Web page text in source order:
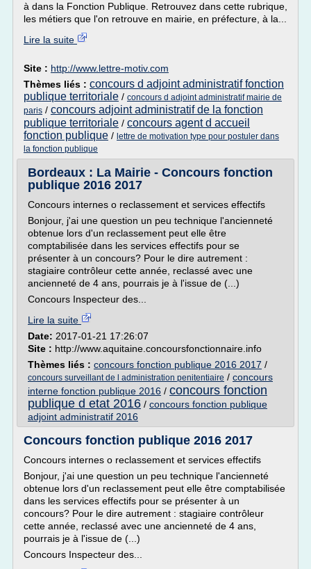
à dans la Fonction Publique. Retrouvez dans cette rubrique,
les métiers que l'on retrouve en mairie, en préfecture, à la...
Lire la suite
Site : http://www.lettre-motiv.com
Thèmes liés : concours d adjoint administratif fonction
publique territoriale / concours d adjoint administratif mairie de
paris / concours adjoint administratif de la fonction
publique territoriale / concours agent d accueil
fonction publique / lettre de motivation type pour postuler dans
la fonction publique
Bordeaux : La Mairie - Concours fonction
publique 2016 2017
Concours internes o reclassement et services effectifs
Bonjour, j'ai une question un peu technique l'ancienneté
obtenue lors d'un reclassement peut elle être
comptabilisée dans les services effectifs pour se
présenter à un concours? Pour le dire autrement :
stagiaire contrôleur cette année, reclassé avec une
ancienneté de 4 ans, pourrais je à l'issue de (...)
Concours Inspecteur des...
Lire la suite
Date: 2017-01-21 17:26:07
Site : http://www.aquitaine.concoursfonctionnaire.info
Thèmes liés : concours fonction publique 2016 2017 /
concours surveillant de l administration penitentiaire / concours
interne fonction publique 2016 / concours fonction
publique d etat 2016 / concours fonction publique
adjoint administratif 2016
Concours fonction publique 2016 2017
Concours internes o reclassement et services effectifs
Bonjour, j'ai une question un peu technique l'ancienneté
obtenue lors d'un reclassement peut elle être comptabilisée
dans les services effectifs pour se présenter à un
concours? Pour le dire autrement : stagiaire contrôleur
cette année, reclassé avec une ancienneté de 4 ans,
pourrais je à l'issue de (...)
Concours Inspecteur des...